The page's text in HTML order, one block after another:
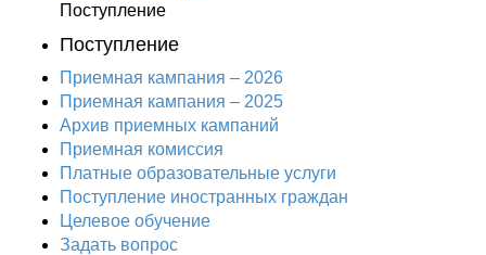
Поступление
Поступление
Приемная кампания – 2026
Приемная кампания – 2025
Архив приемных кампаний
Приемная комиссия
Платные образовательные услуги
Поступление иностранных граждан
Целевое обучение
Задать вопрос